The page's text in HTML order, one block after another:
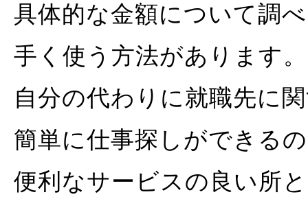
具体的な金額について調
手く使う方法があります。
自分の代わりに就職先に
簡単に仕事探しができる
便利なサービスの良い所